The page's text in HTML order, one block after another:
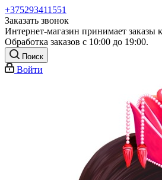
+375293411551
Заказать звонок
Интернет-магазин принимает заказы
Обработка заказов с 10:00 до 19:00.
Поиск
Войти